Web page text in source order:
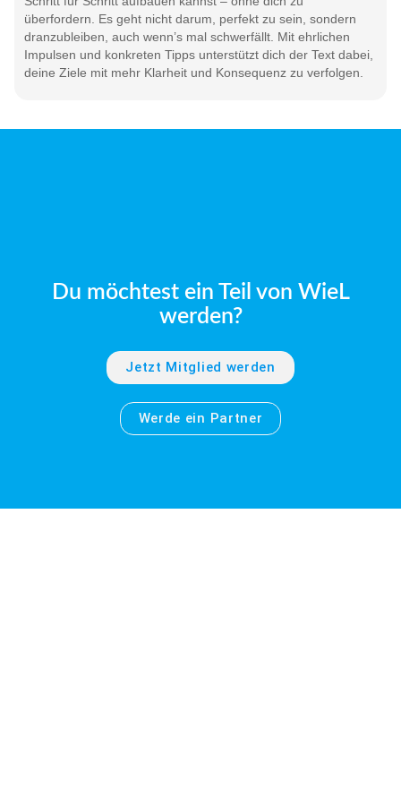
überfordern. Es geht nicht darum, perfekt zu sein, sondern
dranzubleiben, auch wenn’s mal schwerfällt. Mit ehrlichen
Impulsen und konkreten Tipps unterstützt dich der Text dabei,
deine Ziele mit mehr Klarheit und Konsequenz zu verfolgen.
Du möchtest ein Teil von WieL
werden?
Jetzt Mitglied werden
Werde ein Partner